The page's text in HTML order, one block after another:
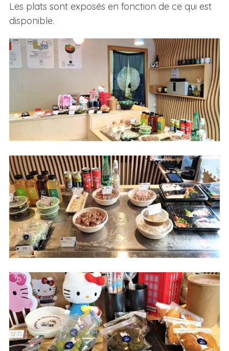
Les plats sont exposés en fonction de ce qui est
disponible.